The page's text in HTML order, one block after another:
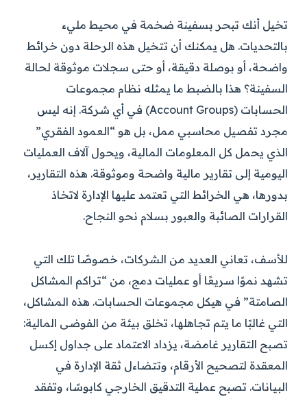
تخيل أنك تبحر بسفينة ضخمة في محيط مليء
بالتحديات. هل يمكنك أن تتخيل هذه الرحلة دون خرائط
واضحة، أو بوصلة دقيقة، أو حتى سجلات موثوقة لحالة
السفينة؟ هذا بالضبط ما يمثله نظام مجموعات
الحسابات (Account Groups) في أي شركة. إنه ليس
مجرد تفصيل محاسبي ممل، بل هو “العمود الفقري”
الذي يحمل كل المعلومات المالية، ويحول آلاف العمليات
اليومية إلى تقارير مالية واضحة وموثوقة. هذه التقارير،
بدورها، هي الخرائط التي تعتمد عليها الإدارة لاتخاذ
القرارات الصائبة والعبور بسلام نحو النجاح.
للأسف، تعاني العديد من الشركات، خصوصًا تلك التي
تشهد نموًا سريعًا أو عمليات دمج، من “تراكم المشاكل
الصامتة” في هيكل مجموعات الحسابات. هذه المشاكل،
التي غالبًا ما يتم تجاهلها، تخلق بيئة من الفوضى المالية:
تصبح التقارير غامضة، يزداد الاعتماد على جداول إكسل
المعقدة لتصحيح الأرقام، وتتضاءل ثقة الإدارة في
البيانات. تصبح عملية التدقيق الخارجي كابوسًا، وتفقد